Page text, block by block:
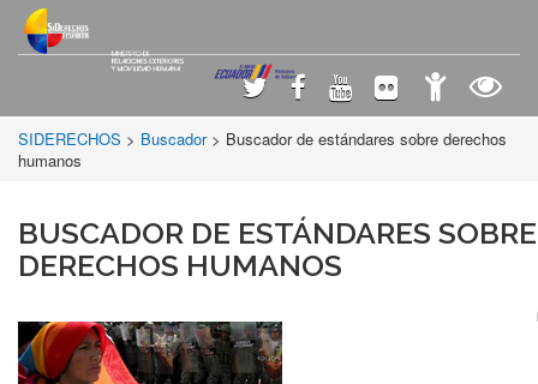
SIDERECHOS > Buscador > Buscador de estándares sobre derechos
humanos
BUSCADOR DE ESTÁNDARES SOBRE
DERECHOS HUMANOS